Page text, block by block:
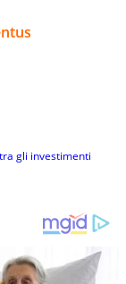
gli investimenti